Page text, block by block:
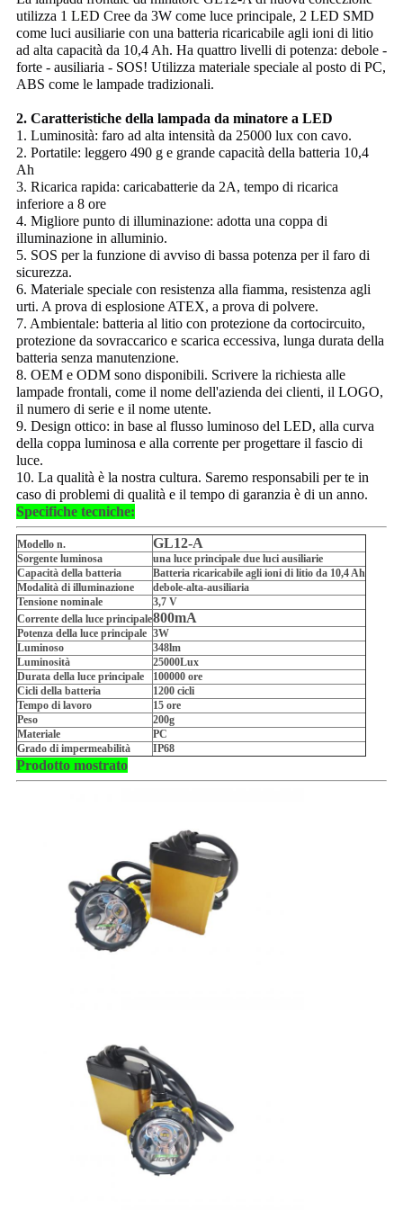
utilizza 1 LED Cree da 3W come luce principale, 2 LED SMD
come luci ausiliarie con una batteria ricaricabile agli ioni di litio
ad alta capacità da 10,4 Ah. Ha quattro livelli di potenza: debole -
forte - ausiliaria - SOS! Utilizza materiale speciale al posto di PC,
ABS come le lampade tradizionali.
2. Caratteristiche della lampada da minatore a LED
1. Luminosità: faro ad alta intensità da 25000 lux con cavo.
2. Portatile: leggero 490 g e grande capacità della batteria 10,4
Ah
3. Ricarica rapida: caricabatterie da 2A, tempo di ricarica
inferiore a 8 ore
4. Migliore punto di illuminazione: adotta una coppa di
illuminazione in alluminio.
5. SOS per la funzione di avviso di bassa potenza per il faro di
sicurezza.
6. Materiale speciale con resistenza alla fiamma, resistenza agli
urti. A prova di esplosione ATEX, a prova di polvere.
7. Ambientale: batteria al litio con protezione da cortocircuito,
protezione da sovraccarico e scarica eccessiva, lunga durata della
batteria senza manutenzione.
8. OEM e ODM sono disponibili. Scrivere la richiesta alle
lampade frontali, come il nome dell'azienda dei clienti, il LOGO,
il numero di serie e il nome utente.
9. Design ottico: in base al flusso luminoso del LED, alla curva
della coppa luminosa e alla corrente per progettare il fascio di
luce.
10. La qualità è la nostra cultura. Saremo responsabili per te in
caso di problemi di qualità e il tempo di garanzia è di un anno.
Specifiche tecniche:
Modello n. GL12-A
Sorgente luminosa
una luce principale due luci ausiliarie
Capacità della batteria
Batteria ricaricabile agli ioni di litio da 10,4 Ah
Modalità di illuminazione
debole-alta-ausiliaria
Tensione nominale
3,7 V
Corrente della luce principale800mA
Potenza della luce principale 3W
Luminoso
348lm
Luminosità
25000Lux
Durata della luce principale
100000 ore
Cicli della batteria
1200 cicli
Tempo di lavoro
15 ore
Peso
200g
Materiale
PC
Grado di impermeabilità
IP68
Prodotto mostrato